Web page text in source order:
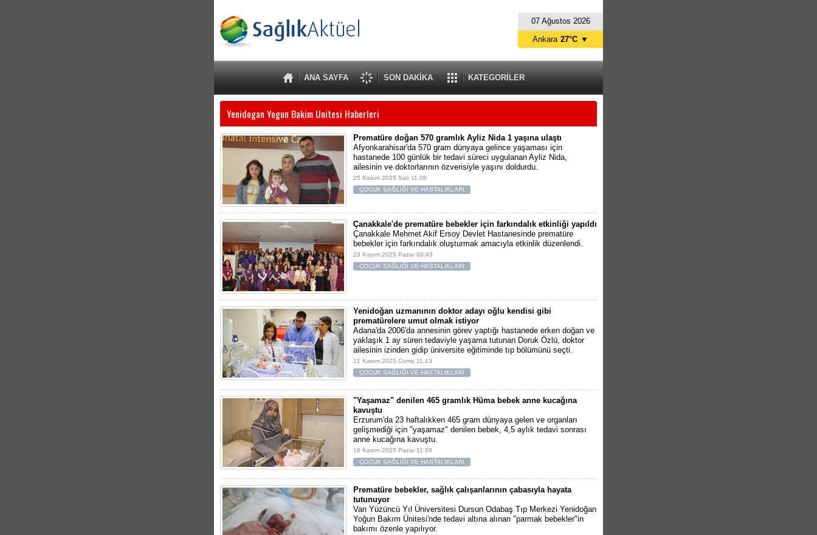
07 Ağustos 2026
ANA SAYFA SON DAKİKA KATEGORİLER
Ankara 27°C ▼
Yenidogan Yogun Bakim Unitesi Haberleri
Prematüre doğan 570 gramlık Ayliz Nida 1 yaşına ulaştı
Afyonkarahisar'da 570 gram dünyaya gelince yaşaması için
hastanede 100 günlük bir tedavi süreci uygulanan Ayliz Nida,
ailesinin ve doktorlarının özverisiyle yaşını doldurdu.
25 Kasım 2025 Salı 11:08
ÇOCUK SAĞLIĞI VE HASTALIKLARI
Çanakkale'de prematüre bebekler için farkındalık etkinliği yapıldı
Çanakkale Mehmet Akif Ersoy Devlet Hastanesinde prematüre
bebekler için farkındalık oluşturmak amacıyla etkinlik düzenlendi.
23 Kasım 2025 Pazar 09:43
ÇOCUK SAĞLIĞI VE HASTALIKLARI
Yenidoğan uzmanının doktor adayı oğlu kendisi gibi
prematürelere umut olmak istiyor
Adana'da 2006'da annesinin görev yaptığı hastanede erken doğan ve
yaklaşık 1 ay süren tedaviyle yaşama tutunan Doruk Özlü, doktor
ailesinin izinden gidip üniversite eğitiminde tıp bölümünü seçti.
21 Kasım 2025 Cuma 11:13
ÇOCUK SAĞLIĞI VE HASTALIKLARI
"Yaşamaz" denilen 465 gramlık Hüma bebek anne kucağına
kavuştu
Erzurum'da 23 haftalıkken 465 gram dünyaya gelen ve organları
gelişmediği için "yaşamaz" denilen bebek, 4,5 aylık tedavi sonrası
anne kucağına kavuştu.
16 Kasım 2025 Pazar 11:28
ÇOCUK SAĞLIĞI VE HASTALIKLARI
Prematüre bebekler, sağlık çalışanlarının çabasıyla hayata
tutunuyor
Van Yüzüncü Yıl Üniversitesi Dursun Odabaş Tıp Merkezi Yenidoğan
Yoğun Bakım Ünitesi'nde tedavi altına alınan "parmak bebekler"in
bakımı özenle yapılıyor.